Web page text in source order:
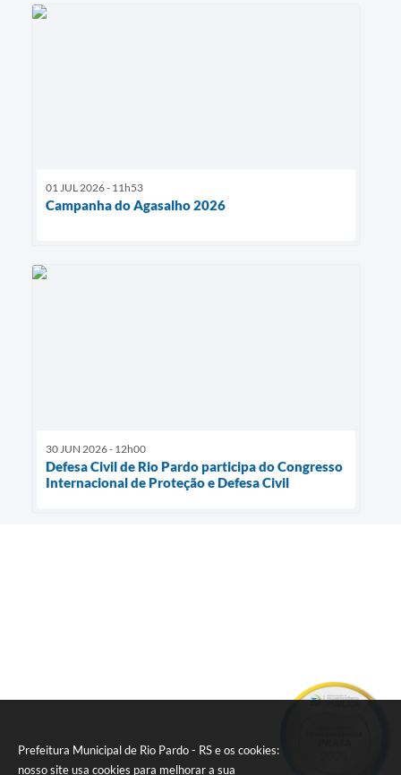
Prefeitura Municipal de Rio Pardo - RS e os cookies:
nosso site usa cookies para melhorar a sua
01 JUL 2026 - 11h53
Campanha do Agasalho 2026
30 JUN 2026 - 12h00
Defesa Civil de Rio Pardo participa do Congresso
Internacional de Proteção e Defesa Civil